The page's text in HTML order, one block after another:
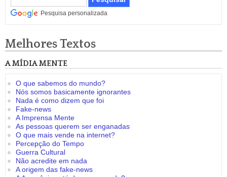
Pesquisa personalizada
Melhores Textos
A MÍDIA MENTE
O que sabemos do mundo?
Nós somos basicamente ignorantes
Nada é como dizem que foi
Fake-news
A Imprensa Mente
As pessoas querem ser enganadas
O que mais vende na internet?
Percepção do Tempo
Guerra Cultural
Não acredite em nada
A origem das fake-news